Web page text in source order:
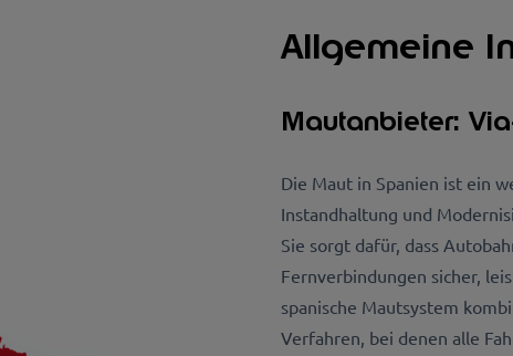
Allgemeine
Mautanbieter:
Die Maut in Spanien ist ein
Instandhaltung und
Sie sorgt dafür, dass
Fernverbindungen sicher,
spanische Mautsystem
Verfahren, bei denen alle